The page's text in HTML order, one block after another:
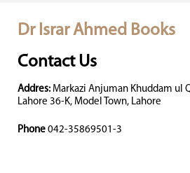
Dr Israr Ahmed Books
Contact Us
Addres: Markazi Anjuman Khuddam ul
Lahore 36-K, Model Town, Lahore
Phone 042-35869501-3